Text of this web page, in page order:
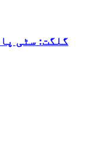
گلگت: سٹی